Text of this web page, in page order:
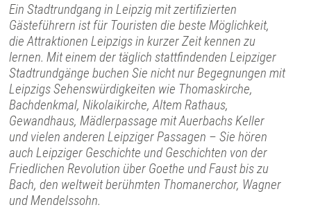
Ein Stadtrundgang in Leipzig mit zertifizierten
Gästeführern ist für Touristen die beste Möglichkeit,
die Attraktionen Leipzigs in kurzer Zeit kennen zu
lernen. Mit einem der täglich stattfindenden Leipziger
Stadtrundgänge buchen Sie nicht nur Begegnungen mit
Leipzigs Sehenswürdigkeiten wie Thomaskirche,
Bachdenkmal, Nikolaikirche, Altem Rathaus,
Gewandhaus, Mädlerpassage mit Auerbachs Keller
und vielen anderen Leipziger Passagen – Sie hören
auch Leipziger Geschichte und Geschichten von der
Friedlichen Revolution über Goethe und Faust bis zu
Bach, den weltweit berühmten Thomanerchor, Wagner
und Mendelssohn.